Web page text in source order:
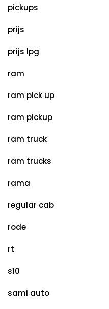
pickups
prijs
prijs lpg
ram
ram pick up
ram pickup
ram truck
ram trucks
rama
regular cab
rode
rt
s10
sami auto